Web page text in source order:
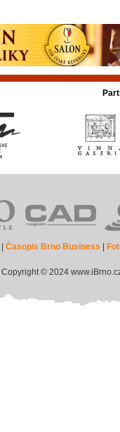
|Časopis Brno Business
Copyright © 2024